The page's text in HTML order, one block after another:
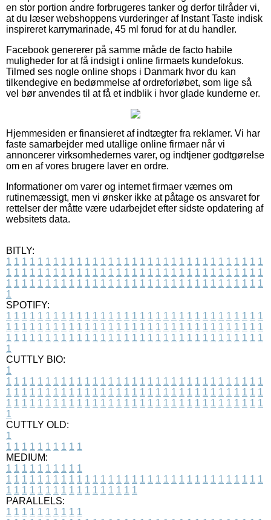
en stor portion andre forbrugeres tanker og derfor tilråder vi,
at du læser webshoppens vurderinger af Instant Taste indisk
inspireret karrymarinade, 45 ml forud for at du handler.
Facebook genererer på samme måde de facto habile
muligheder for at få indsigt i online firmaets kundefokus.
Tilmed ses nogle online shops i Danmark hvor du kan
tilkendegive en bedømmelse af ordreforløbet, som lige så
vel bør anvendes til at få et indblik i hvor glade kunderne er.
Hjemmesiden er finansieret af indtægter fra reklamer. Vi har
faste samarbejder med utallige online firmaer når vi
annoncerer virksomhedernes varer, og indtjener godtgørelse
om en af vores brugere laver en ordre.
Informationer om varer og internet firmaer værnes om
rutinemæssigt, men vi ønsker ikke at påtage os ansvaret for
rettelser der måtte være udarbejdet efter sidste opdatering af
websitets data.
BITLY:
1 1 1 1 1 1 1 1 1 1 1 1 1 1 1 1 1 1 1 1 1 1 1 1 1 1 1 1 1 1 1 1 1
1 1 1 1 1 1 1 1 1 1 1 1 1 1 1 1 1 1 1 1 1 1 1 1 1 1 1 1 1 1 1 1 1
1 1 1 1 1 1 1 1 1 1 1 1 1 1 1 1 1 1 1 1 1 1 1 1 1 1 1 1 1 1 1 1 1
1
SPOTIFY:
1 1 1 1 1 1 1 1 1 1 1 1 1 1 1 1 1 1 1 1 1 1 1 1 1 1 1 1 1 1 1 1 1
1 1 1 1 1 1 1 1 1 1 1 1 1 1 1 1 1 1 1 1 1 1 1 1 1 1 1 1 1 1 1 1 1
1 1 1 1 1 1 1 1 1 1 1 1 1 1 1 1 1 1 1 1 1 1 1 1 1 1 1 1 1 1 1 1 1
1
CUTTLY BIO:
1
1 1 1 1 1 1 1 1 1 1 1 1 1 1 1 1 1 1 1 1 1 1 1 1 1 1 1 1 1 1 1 1 1
1 1 1 1 1 1 1 1 1 1 1 1 1 1 1 1 1 1 1 1 1 1 1 1 1 1 1 1 1 1 1 1 1
1 1 1 1 1 1 1 1 1 1 1 1 1 1 1 1 1 1 1 1 1 1 1 1 1 1 1 1 1 1 1 1 1
1
CUTTLY OLD:
1
1 1 1 1 1 1 1 1 1 1
MEDIUM:
1 1 1 1 1 1 1 1 1 1
1 1 1 1 1 1 1 1 1 1 1 1 1 1 1 1 1 1 1 1 1 1 1 1 1 1 1 1 1 1 1 1 1
1 1 1 1 1 1 1 1 1 1 1 1 1 1 1 1 1
PARALLELS:
1 1 1 1 1 1 1 1 1 1